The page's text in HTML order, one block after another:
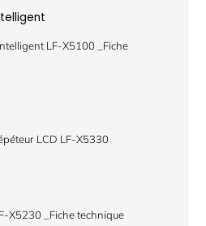
LF-X5100 _Fiche
LCD LF-X5330
X5230 _Fiche technique